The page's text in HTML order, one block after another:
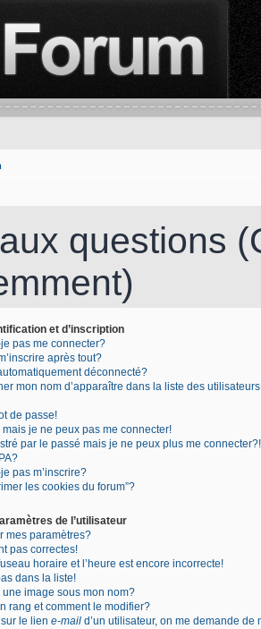
questions
et d’inscription
pas me connecter?
après tout?
déconnecté?
mon nom d’apparaître dans la liste des utilisateurs
de passe!
je ne peux pas me connecter!
par le passé mais je ne peux plus me connecter?!
pas m’inscrire?
les cookies du forum”?
de l’utilisateur
mes paramètres?
pas correctes!
horaire et l’heure est encore incorrecte!
dans la liste!
image sous mon nom?
rang et comment le modifier?
le lien e-mail d’un utilisateur, on me demande de